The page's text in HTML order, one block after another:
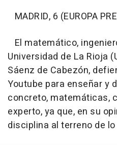
MADRID, 6 (EUROPA
El matemático,
Universidad de La Rioja
Sáenz de Cabezón,
Youtube para enseñar y
concreto, matemáticas,
experto, ya que, en su
disciplina al terreno de